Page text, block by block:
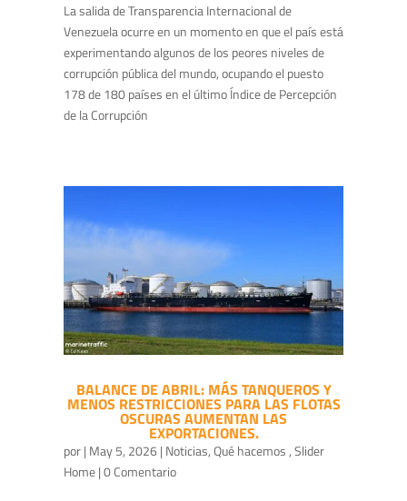
La salida de Transparencia Internacional de
Venezuela ocurre en un momento en que el país está
experimentando algunos de los peores niveles de
corrupción pública del mundo, ocupando el puesto
178 de 180 países en el último Índice de Percepción
de la Corrupción
BALANCE DE ABRIL: MÁS TANQUEROS Y
MENOS RESTRICCIONES PARA LAS FLOTAS
OSCURAS AUMENTAN LAS
EXPORTACIONES.
por| May 5, 2026| Noticias,Qué hacemos,Slider
Home| 0 Comentario